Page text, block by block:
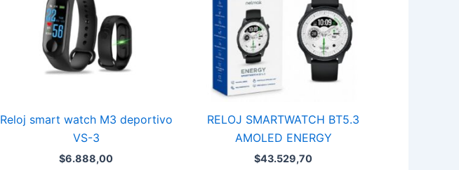
Reloj smart watch M3 deportivo
VS-3
$6.888,00
RELOJ SMARTWATCH BT5.3
AMOLED ENERGY
$43.529,70